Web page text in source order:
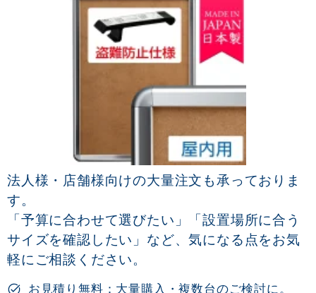
法人様・店舗様向けの大量注文も承っておりま
す。
「予算に合わせて選びたい」「設置場所に合う
サイズを確認したい」など、気になる点をお気
軽にご相談ください。
お見積り無料：大量購入・複数台のご検討に。